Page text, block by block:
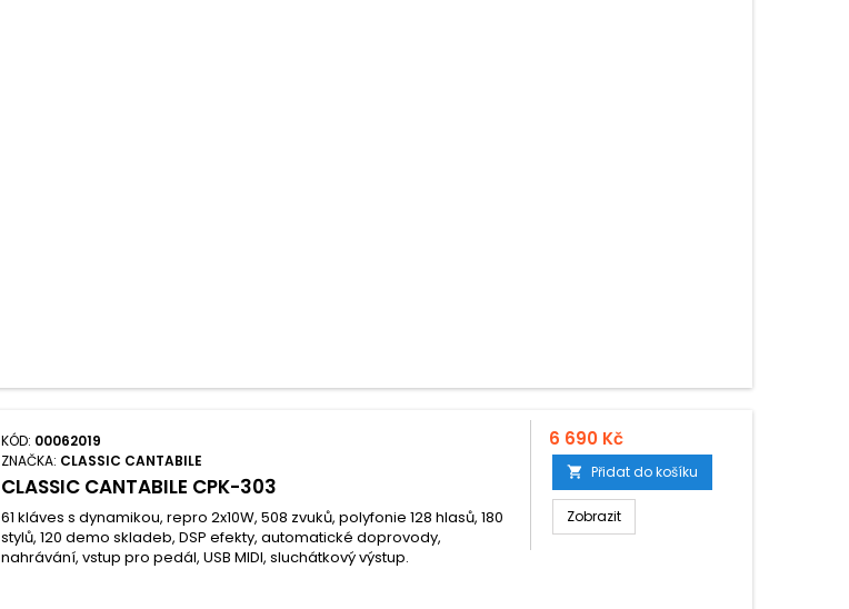
KÓD: 00062019
ZNAČKA: CLASSIC CANTABILE
CLASSIC CANTABILE CPK-303
61 kláves s dynamikou, repro 2x10W, 508 zvuků, polyfonie 128 hlasů, 180
stylů, 120 demo skladeb, DSP efekty, automatické doprovody,
nahrávání, vstup pro pedál, USB MIDI, sluchátkový výstup.
6 690 Kč
 Přidat do košíku
Zobrazit